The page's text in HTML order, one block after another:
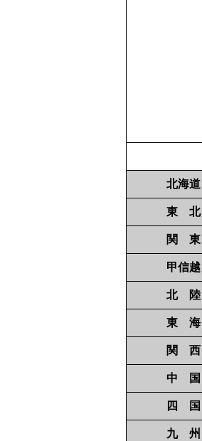
北海道
東 北
関 東
甲信越
北 陸
東 海
関 西
中 国
四 国
九 州